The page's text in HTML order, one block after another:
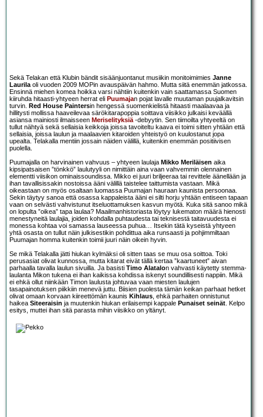
Sekä Telakan että Klubin bändit sisäänjuontanut musiikin monitoimimies Janne
Laurilaoli vuoden 2009 MOPin avauspäivän hahmo. Mutta siitä enemmän jatkossa.
Ensinnä miehen komea hoikka varsi nähtiin kuitenkin vain saattamassa Suomen
kiiruhda hitaasti-yhtyeen herrat eli Puumajan pojat lavalle muutaman puujalkavitsin
turvin. Red House Paintersin hengessä suomenkielistä hitaasti maalaavaa ja
hillitysti mollissa haaveilevaa särökitarapoppia soittava viisikko julkaisi keväällä
asiansa mainiosti ilmaisseen Meriselityksiä-debyytin. Sen tiimoilta yhtyeeltä on
tullut nähtyä sekä sellaisia keikkoja joissa tavoiteltu kaava ei toimi sitten yhtään että
sellaisia, joissa laulun ja maalaavien kitaroiden yhteistyö on kuulostanut jopa
upealta. Telakalla mentiin jossain näiden välillä, kuitenkin enemmän positiivisen
puolella.
Puumajalla on harvinainen vahvuus – yhtyeen laulaja Mikko Meriläisen aika
kipsipatsaisen ”tönkkö” laulutyyli on nimittäin aina vaan vahvemmin olennainen
elementti viisikon ominaissoundissa. Mikko ei juuri briljeeraa tai revittele äänellään ja
ihan tavallisissakin nostoissa ääni välillä taistelee taittumista vastaan. Mikä
oikeastaan on myös osaltaan luomassa Puumajan hauraan kaunista persoonaa.
Sekin täytyy sanoa että osassa kappaleista ääni ei silti horju yhtään entiseen tapaan
vaan on selvästi vahvistunut itseluottamuksen kasvun myötä. Kuka sitä sanoo mikä
on lopulta ”oikea” tapa laulaa? Maailmanhistoriasta löytyy lukematon määrä hienosti
menestyneitä laulajia, joiden kohdalla puhtaudesta tai teknisestä taitavuudesta ei
monessa kohtaa voi samassa lauseessa puhua… Itsekin tätä kyseistä yhtyeen
yhtä osasta on tullut näin julkisestikin pohdittua aika runsaasti ja pohjimmiltaan
Puumajan homma kuitenkin toimii juuri näin oikein hyvin.
Se mikä Telakalla jätti hiukan kylmäksi oli sitten taas se muu osa soittoa. Toki
perusasiat olivat kunnossa, mutta kitarat eivät tällä kertaa ”kaartuneet” aivan
parhaalla tavalla laulun sivuilla. Ja basisti Timo Alatalon vahvasti käytetty stemma-
laulanta Mikon tukena ei ihan kaikissa kohdissa iskenyt soundillisesti nappiin. Mikä
ei ehkä ollut niinkään Timon laulusta johtuvaa vaan miesten laulujen
tasapainotuksen piikkiin menevä juttu. Biisien puolesta tämän keikan parhaat hetket
olivat omaan korvaan kiireettömän kaunis Kihlaus, ehkä parhaiten onnistunut
haikea Siteeraisin ja muutenkin hiukan erilaisempi kappale Punaiset seinät. Kelpo
esitys, muttei ihan sitä parasta mihin viisikko on yltänyt.